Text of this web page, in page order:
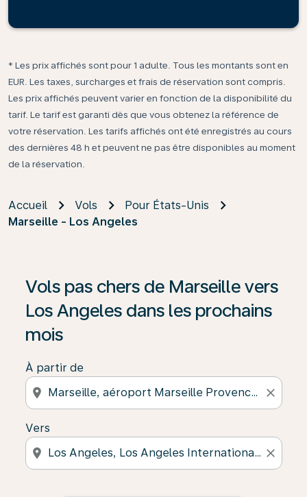
* Les prix affichés sont pour 1 adulte. Tous les montants sont en
EUR. Les taxes, surcharges et frais de réservation sont compris.
Les prix affichés peuvent varier en fonction de la disponibilité du
tarif. Le tarif est garanti dès que vous obtenez la référence de
votre réservation. Les tarifs affichés ont été enregistrés au cours
des dernières 48 h et peuvent ne pas être disponibles au moment
de la réservation.
Accueil Vols
Pour États-Unis
Marseille - Los Angeles
Vols pas chers de Marseille vers
Los Angeles dans les prochains
mois
À partir de
location_on close
Vers
location_on close